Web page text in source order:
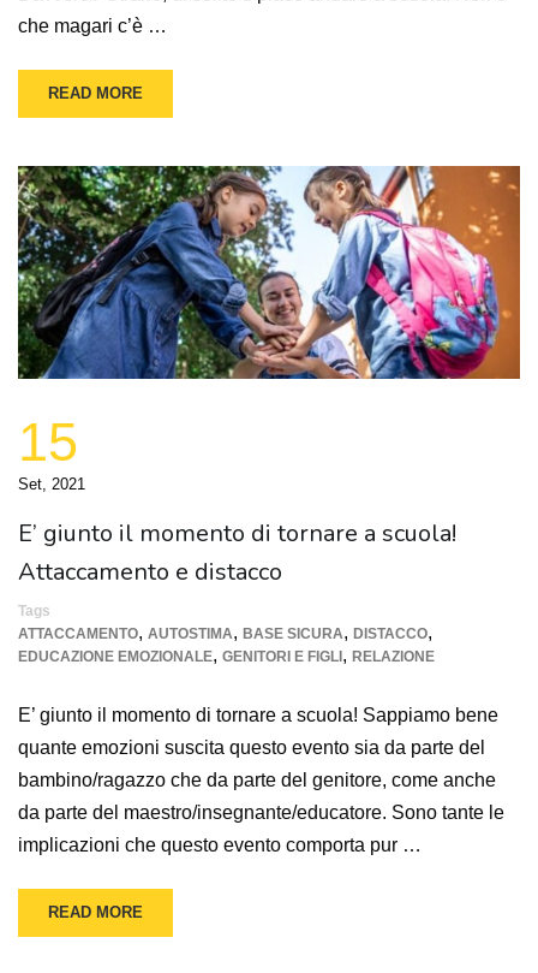
che magari c’è …
READ MORE
15
Set, 2021
E’ giunto il momento di tornare a scuola!
Attaccamento e distacco
Tags
ATTACCAMENTO, AUTOSTIMA, BASE SICURA, DISTACCO,
EDUCAZIONE EMOZIONALE, GENITORI E FIGLI , RELAZIONE
E’ giunto il momento di tornare a scuola! Sappiamo bene
quante emozioni suscita questo evento sia da parte del
bambino/ragazzo che da parte del genitore, come anche
da parte del maestro/insegnante/educatore. Sono tante le
implicazioni che questo evento comporta pur …
READ MORE